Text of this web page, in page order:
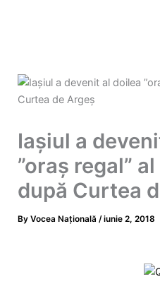
Iaşiul a
”oraş regal”
după Curtea
By Vocea Națională /iunie 2, 2018